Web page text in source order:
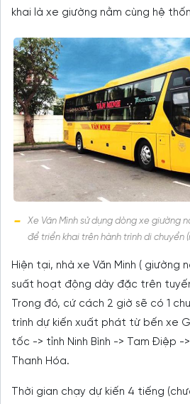
khai là xe giường nằm cùng hệ
Xe Văn Mình sử dụng dòng xe giường
để triển khai trên hành trình di chuyển
Hiện tại, nhà xe Văn Minh ( giường
suất hoạt động dày đặc trên
Trong đó, cứ cách 2 giờ sẽ có 1
trình dự kiến xuất phát từ bến xe
tốc -> tỉnh Ninh Bình -> Tam Điệp -
Thanh Hóa.
Thời gian chạy dự kiến 4 tiếng